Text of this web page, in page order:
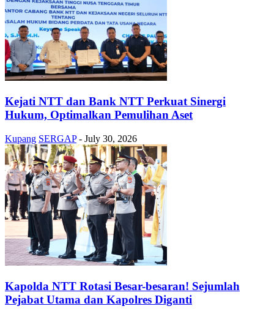
Kejati NTT dan Bank NTT Perkuat Sinergi
Hukum, Optimalkan Pemulihan Aset
Kupang SERGAP - July 30, 2026
Kapolda NTT Rotasi Besar-besaran! Sejumlah
Pejabat Utama dan Kapolres Diganti